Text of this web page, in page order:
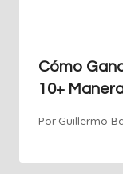
Cómo
10+
Por Guillermo